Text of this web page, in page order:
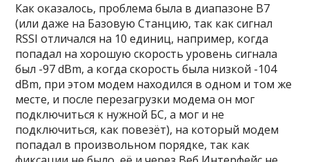
Как оказалось, проблема была в диапазоне B7
(или даже на Базовую Станцию, так как сигнал
RSSI отличался на 10 единиц, например, когда
попадал на хорошую скорость уровень сигнала
был -97 dBm, а когда скорость была низкой -104
dBm, при этом модем находился в одном и том же
месте, и после перезагрузки модема он мог
подключиться к нужной БС, а мог и не
подключиться, как повезёт), на который модем
попадал в произвольном порядке, так как